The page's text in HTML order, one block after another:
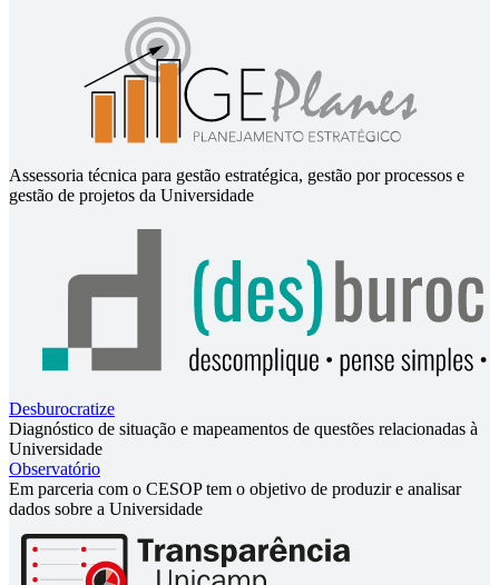
Assessoria técnica para gestão estratégica, gestão por processos e
gestão de projetos da Universidade
Desburocratize
Diagnóstico de situação e mapeamentos de questões relacionadas à
Universidade
Observatório
Em parceria com o CESOP tem o objetivo de produzir e analisar
dados sobre a Universidade